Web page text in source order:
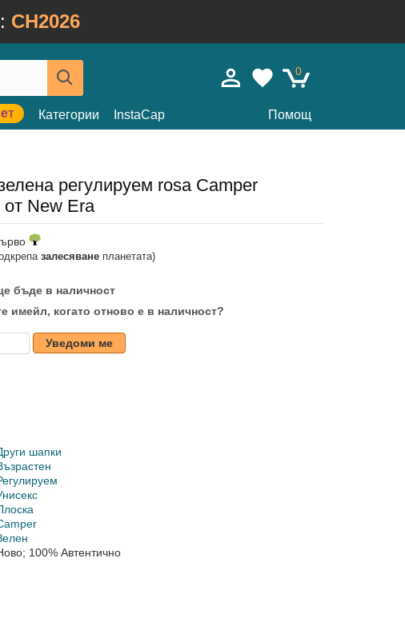
CH2026
0
Категории InstaCap Помощ
регулируем rosa Camper
New Era
залесяване планетата)
бъде в наличност
имейл, когато отново е в наличност?
Уведоми ме
шапки
100% Автентично